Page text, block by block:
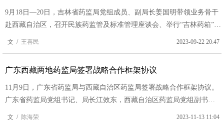
9月18日—20日，吉林省药监局党组成员、副局长姜国明带领业务骨干
赴西藏自治区，召开民族药监管及标准管理座谈会、举行“吉林药箱”捐
赠仪式、开展药品监管业务培训工作。
文 / 王喜民 2023-09-22 20:47
广东西藏两地药监局签署战略合作框架协议
11月9日，广东省药监局与西藏自治区药监局签署战略合作框架协议。
广东省药监局党组书记、局长江效东，西藏自治区药监局党组副书
记、局长苏东辉出席签约仪式。
文 / 陈海荣 2023-11-13 11:04